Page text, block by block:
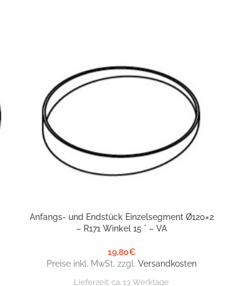
IN DEN WARENKORB
Anfangs- und Endstück Einzelsegment Ø120×2
– R171 Winkel 15 ° – VA
19,80€
Preise inkl. MwSt. zzgl. Versandkosten
Lieferzeit:ca. 13 Werktage